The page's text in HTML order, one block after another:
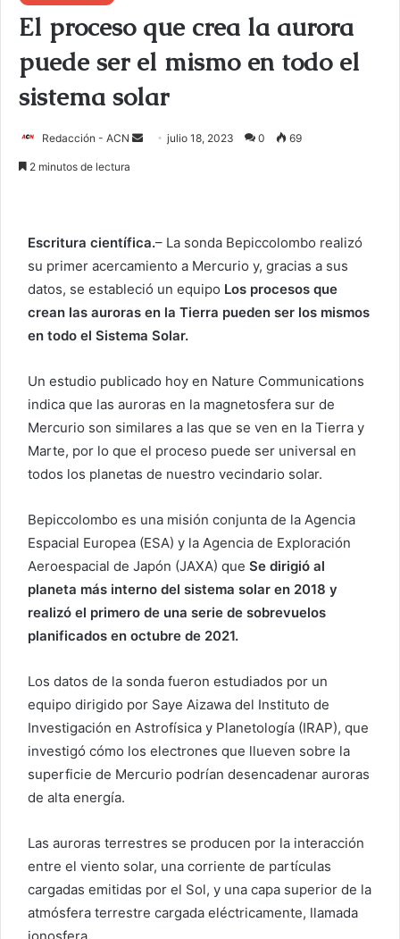
El proceso que crea la aurora
puede ser el mismo en todo el
sistema solar
Redacción - ACN
r
u
n
c
o
l
e
t
r
ó
n
i
c
julio 18, 2023 0 69
2 minutos de lectura
Escritura científica.– La sonda Bepiccolombo realizó
su primer acercamiento a Mercurio y, gracias a sus
datos, se estableció un equipo Los procesos que
crean las auroras en la Tierra pueden ser los mismos
en todo el Sistema Solar.
Un estudio publicado hoy en Nature Communications
indica que las auroras en la magnetosfera sur de
Mercurio son similares a las que se ven en la Tierra y
Marte, por lo que el proceso puede ser universal en
todos los planetas de nuestro vecindario solar.
Bepiccolombo es una misión conjunta de la Agencia
Espacial Europea (ESA) y la Agencia de Exploración
Aeroespacial de Japón (JAXA) que Se dirigió al
planeta más interno del sistema solar en 2018 y
realizó el primero de una serie de sobrevuelos
planificados en octubre de 2021.
Los datos de la sonda fueron estudiados por un
equipo dirigido por Saye Aizawa del Instituto de
Investigación en Astrofísica y Planetología (IRAP), que
investigó cómo los electrones que llueven sobre la
superficie de Mercurio podrían desencadenar auroras
de alta energía.
Las auroras terrestres se producen por la interacción
entre el viento solar, una corriente de partículas
cargadas emitidas por el Sol, y una capa superior de la
atmósfera terrestre cargada eléctricamente, llamada